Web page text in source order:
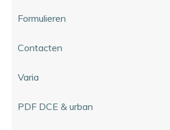
Formulieren
Contacten
Varia
PDF DCE & urban